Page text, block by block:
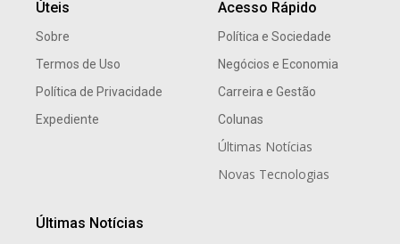
Úteis
Sobre
Termos de Uso
Política de Privacidade
Expediente
Acesso Rápido
Política e Sociedade
Negócios e Economia
Carreira e Gestão
Colunas
Últimas Notícias
Novas Tecnologias
Últimas Notícias